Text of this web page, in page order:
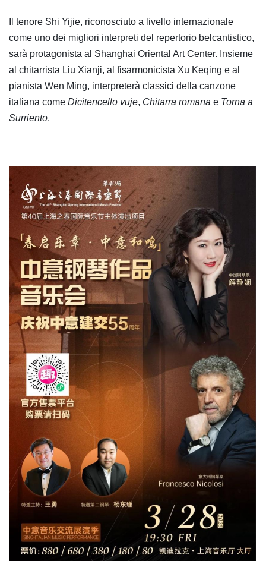
Il tenore Shi Yijie, riconosciuto a livello internazionale
come uno dei migliori interpreti del repertorio belcantistico,
sarà protagonista al Shanghai Oriental Art Center. Insieme
al chitarrista Liu Xianji, al fisarmonicista Xu Keqing e al
pianista Wen Ming, interpreterà classici della canzone
italiana come Dicitencello vuje, Chitarra romana e Torna a
Surriento.